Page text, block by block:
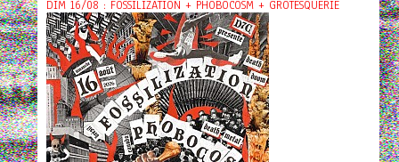
DIM 16/08 : FOSSILIZATION + PHOBOCOSM + GROTESQUERIE